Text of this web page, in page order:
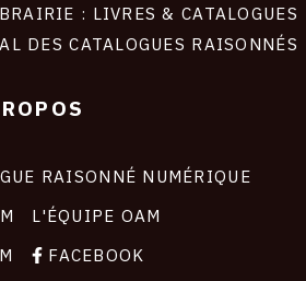
: LIVRES & CATALOGUES
DES CATALOGUES RAISONNÉS
RAISONNÉ NUMÉRIQUE
L'ÉQUIPE OAM
FACEBOOK